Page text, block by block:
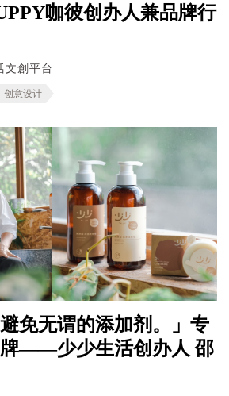
咖彼创办人兼品牌行
文創平台
创意设计
避免无谓的添加剂。」专
——少少生活创办人 邵